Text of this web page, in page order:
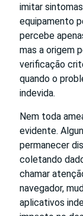
imitar
equipamento
percebe
mas a origem
verificação
quando o
indevida.
Nem toda
evidente.
permanecer
coletando
chamar
navegador,
aplicativos